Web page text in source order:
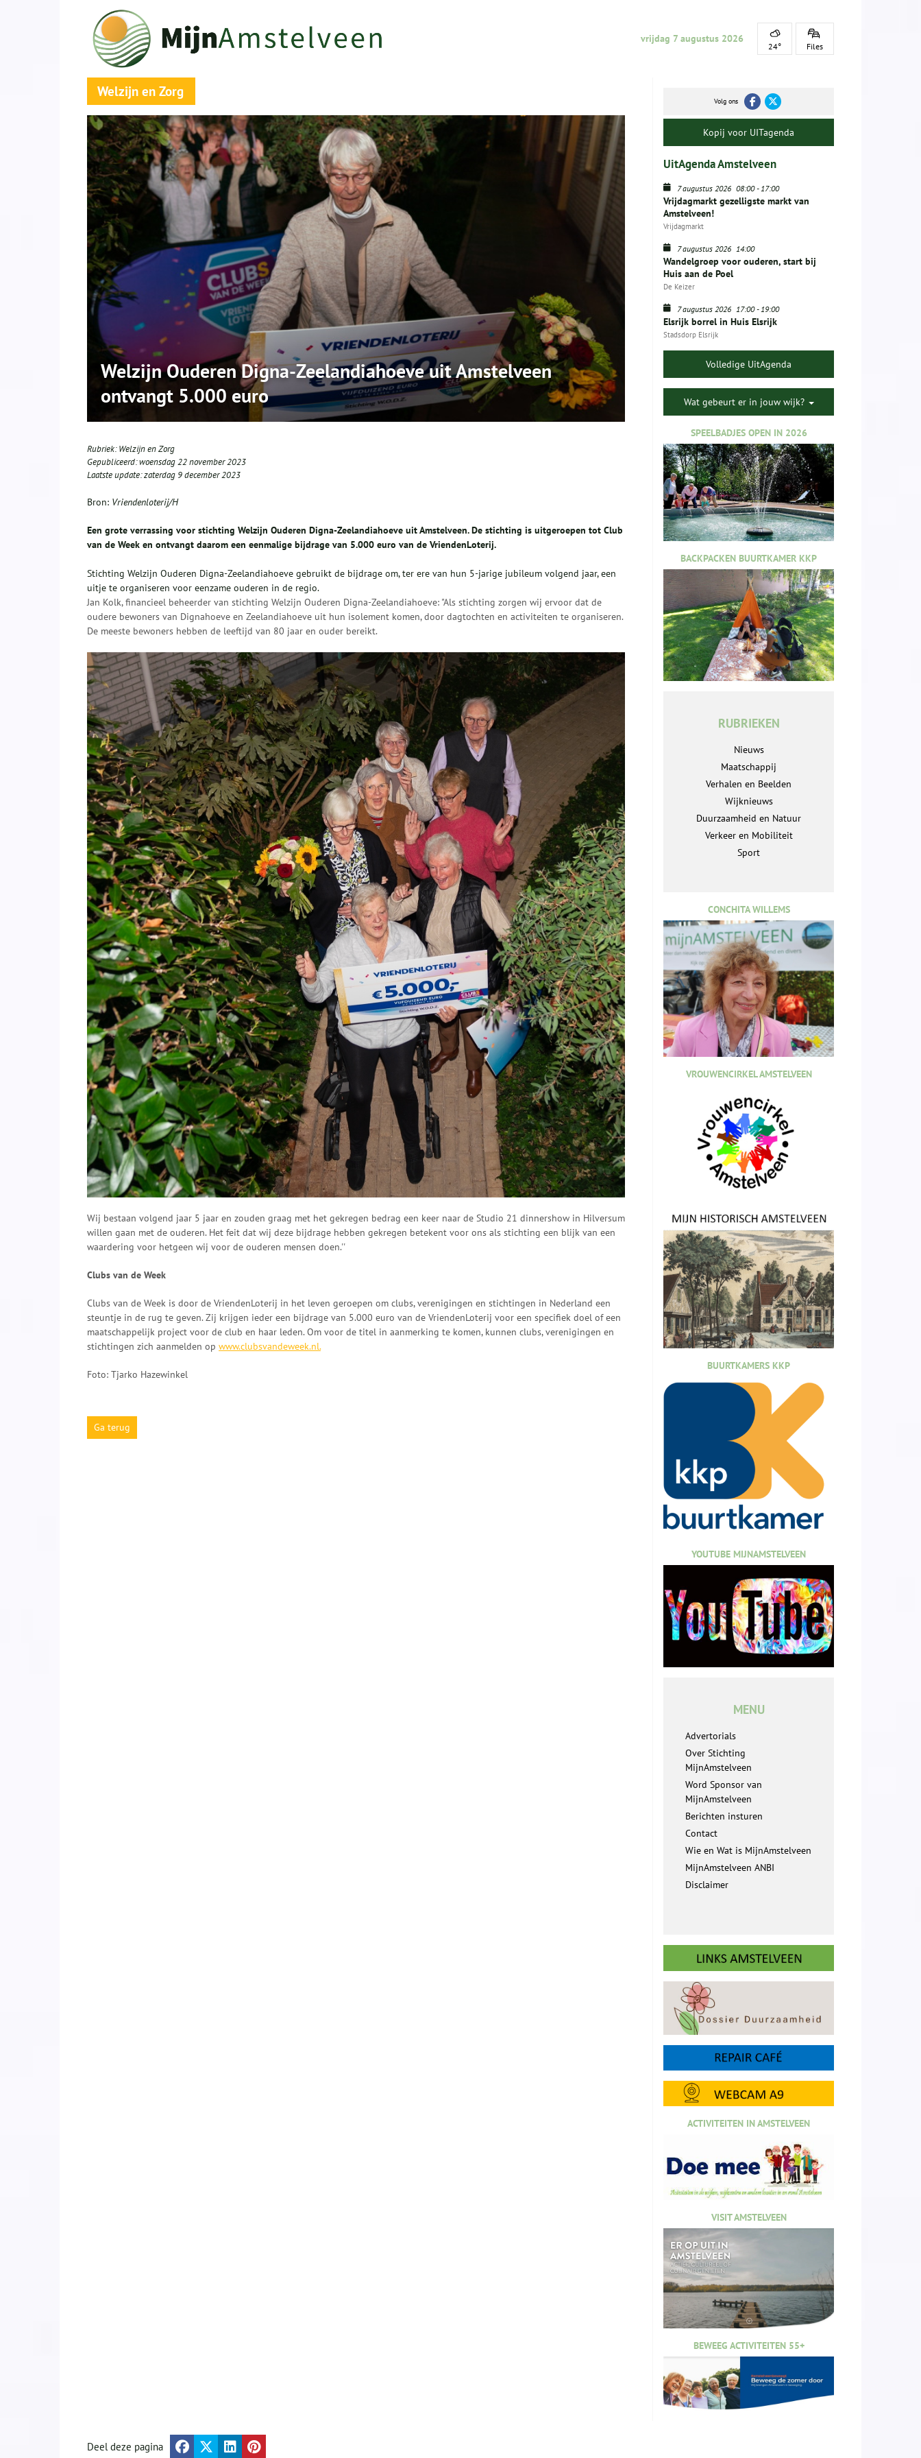
vrijdag 7 augustus 2026
24° Files
Welzijn en Zorg
Welzijn Ouderen Digna-Zeelandiahoeve uit Amstelveen
ontvangt 5.000 euro
Rubriek:Welzijn en Zorg
Gepubliceerd:woensdag 22 november 2023
Laatste update:zaterdag 9 december 2023
Bron: Vriendenloterij/H
Een grote verrassing voor stichting Welzijn Ouderen Digna-Zeelandiahoeve uit Amstelveen. De stichting is uitgeroepen tot Club
van de Week en ontvangt daarom een eenmalige bijdrage van 5.000 euro van de VriendenLoterij.
Stichting Welzijn Ouderen Digna-Zeelandiahoeve gebruikt de bijdrage om, ter ere van hun 5-jarige jubileum volgend jaar, een
uitje te organiseren voor eenzame ouderen in de regio.
Jan Kolk, financieel beheerder van stichting Welzijn Ouderen Digna-Zeelandiahoeve: "Als stichting zorgen wij ervoor dat de
oudere bewoners van Dignahoeve en Zeelandiahoeve uit hun isolement komen, door dagtochten en activiteiten te organiseren.
De meeste bewoners hebben de leeftijd van 80 jaar en ouder bereikt.
Wij bestaan volgend jaar 5 jaar en zouden graag met het gekregen bedrag een keer naar de Studio 21 dinnershow in Hilversum
willen gaan met de ouderen. Het feit dat wij deze bijdrage hebben gekregen betekent voor ons als stichting een blijk van een
waardering voor hetgeen wij voor de ouderen mensen doen.''
Clubs van de Week
Clubs van de Week is door de VriendenLoterij in het leven geroepen om clubs, verenigingen en stichtingen in Nederland een
steuntje in de rug te geven. Zij krijgen ieder een bijdrage van 5.000 euro van de VriendenLoterij voor een specifiek doel of een
maatschappelijk project voor de club en haar leden. Om voor de titel in aanmerking te komen, kunnen clubs, verenigingen en
stichtingen zich aanmelden op www.clubsvandeweek.nl.
Foto: Tjarko Hazewinkel
Ga terug
Volg ons
Kopij voor UITagenda
UitAgenda Amstelveen
7 augustus 2026 08:00-17:00
Vrijdagmarkt gezelligste markt van
Amstelveen!
Vrijdagmarkt
7 augustus 2026 14:00
Wandelgroep voor ouderen, start bij
Huis aan de Poel
De Keizer
7 augustus 2026 17:00-19:00
Elsrijk borrel in Huis Elsrijk
Stadsdorp Elsrijk
Volledige UitAgenda
Wat gebeurt er in jouw wijk?
SPEELBADJES OPEN IN 2026
BACKPACKEN BUURTKAMER KKP
RUBRIEKEN
Nieuws
Maatschappij
Verhalen en Beelden
Wijknieuws
Duurzaamheid en Natuur
Verkeer en Mobiliteit
Sport
CONCHITA WILLEMS
VROUWENCIRKEL AMSTELVEEN
BUURTKAMERS KKP
YOUTUBE MIJNAMSTELVEEN
MENU
Advertorials
Over Stichting
MijnAmstelveen
Word Sponsor van
MijnAmstelveen
Berichten insturen
Contact
Wie en Wat is MijnAmstelveen
MijnAmstelveen ANBI
Disclaimer
ACTIVITEITEN IN AMSTELVEEN
VISIT AMSTELVEEN
BEWEEG ACTIVITEITEN 55+
Deel deze pagina